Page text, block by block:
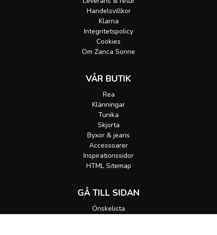
Handelsvillkor
Klarna
Integritetspolicy
Cookies
Om Zanca Sonne
VÅR BUTIK
Rea
Klänningar
Tunika
Skjorta
Byxor & jeans
Accessoarer
Inspirationssidor
HTML Sitemap
GÅ TILL SIDAN
Önskelista